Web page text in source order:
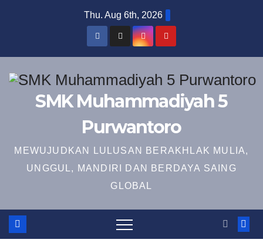
Thu. Aug 6th, 2026
SMK Muhammadiyah 5
Purwantoro
MEWUJUDKAN LULUSAN BERAKHLAK MULIA,
UNGGUL, MANDIRI DAN BERDAYA SAING
GLOBAL